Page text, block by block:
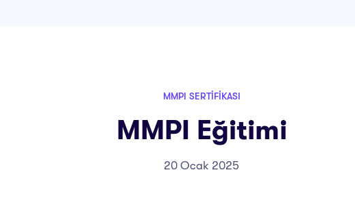
MMPI SERTIFIKASI
MMPI Eğitimi
20 Ocak 2025